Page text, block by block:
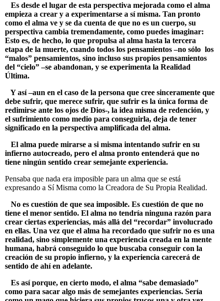
Es desde el lugar de esta perspectiva mejorada como el alma
empieza a crear y a experimentarse a sí misma. Tan pronto
como el alma ve y se da cuenta de que no es un cuerpo, su
perspectiva cambia tremendamente, como puedes imaginar:
Esto es, de hecho, lo que propulsa al alma hasta la tercera
etapa de la muerte, cuando todos los pensamientos –no sólo los
“malos” pensamientos, sino incluso sus propios pensamientos
del “cielo” –se abandonan, y se experimenta la Realidad
Última.
Y así –aun en el caso de la persona que cree sinceramente que
debe sufrir, que merece sufrir, que sufrir es la única forma de
redimirse ante los ojos de Dios-, la idea misma de redención, y
el sufrimiento como medio para conseguirla, deja de tener
significado en la perspectiva amplificada del alma.
El alma puede mirarse a si misma intentando sufrir en su
infierno autocreado, pero el alma pronto entenderá que no
tiene ningún sentido crear semejante experiencia.
Pensaba que nada era imposible para un alma que se está
expresando a Sí Misma como la Creadora de Su Propia Realidad.
No es cuestión de que sea imposible. Es cuestión de que no
tiene el menor sentido. El alma no tendría ninguna razón para
crear ciertas experiencias, más allá del “recordar” involucrado
en ellas. Una vez que el alma ha recordado que sufrir no es una
realidad, sino simplemente una experiencia creada en la mente
humana, habrá conseguido lo que buscaba conseguir con la
creación de su propio infierno, y la experiencia carecerá de
sentido de ahí en adelante.
Es así porque, en cierto modo, el alma “sabe demasiado”
como para sacar algo más de semejantes experiencias. Sería